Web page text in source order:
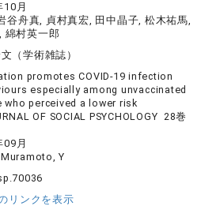
10月
谷舟真, 貞村真宏, 田中晶子, 松木祐馬,
綿村英一郎
（学術雑誌）
promotes COVID-19 infection
especially among unvaccinated
who perceived a lower risk
OF SOCIAL PSYCHOLOGY 28巻
09月
Y
リンクを表示